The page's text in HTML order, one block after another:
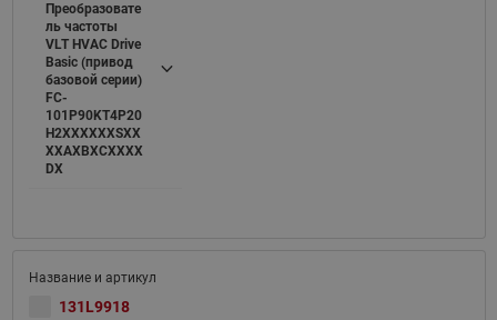
Преобразовате
ль частоты
VLT HVAC Drive
Basic (привод
базовой серии)
FC-
101P90KT4P20
H2XXXXXXSXX
XXAXBXCXXXX
DX
131L9918